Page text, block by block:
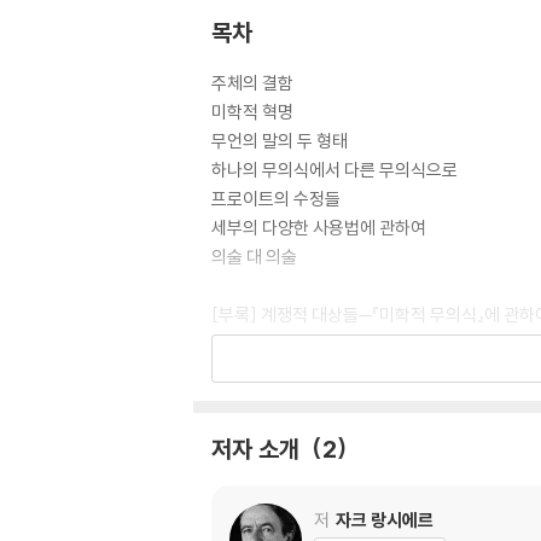
목차
주체의 결함
미학적 혁명
무언의 말의 두 형태
하나의 무의식에서 다른 무의식으로
프로이트의 수정들
세부의 다양한 사용법에 관하여
의술 대 의술
[부록] 계쟁적 대상들─『미학적 무의식』에 관
저자 소개 2
저 자크 랑시에르